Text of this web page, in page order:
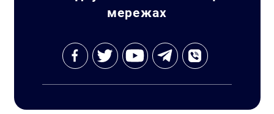
мережах